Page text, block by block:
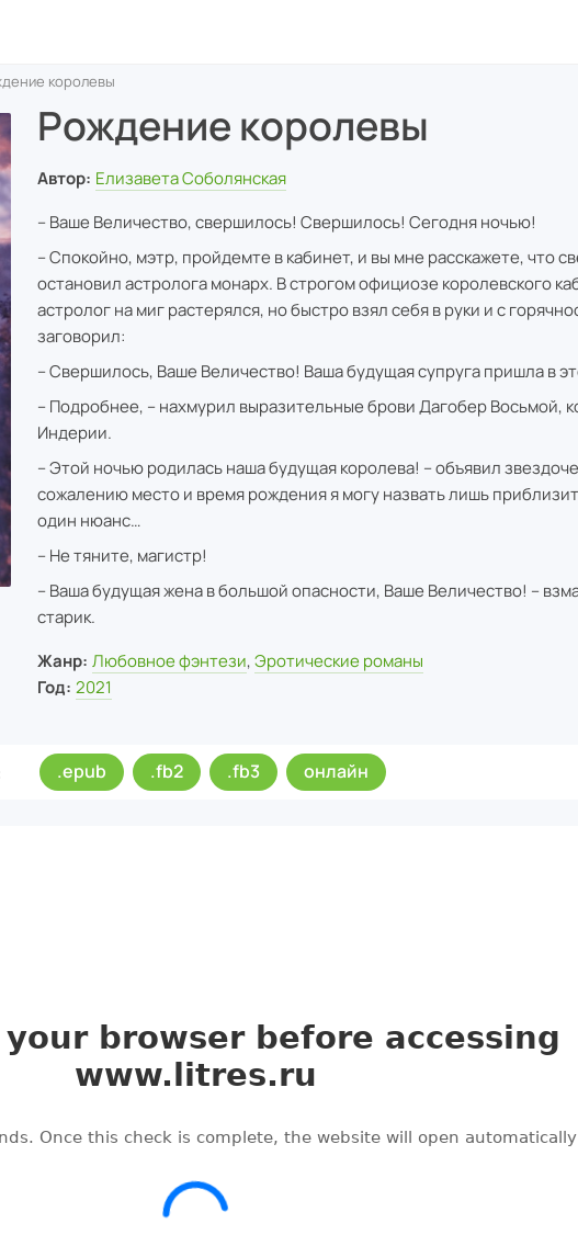
королевы
Рождение королевы
Автор: Елизавета Соболянская
– Ваше Величество, свершилось! Свершилось! Сегодня ночью!
– Спокойно, мэтр, пройдемте в кабинет, и вы мне расскажете, что
остановил астролога монарх. В строгом официозе королевского
астролог на миг растерялся, но быстро взял себя в руки и с
заговорил:
– Свершилось, Ваше Величество! Ваша будущая супруга пришла в
– Подробнее, – нахмурил выразительные брови Дагобер Восьмой,
Индерии.
– Этой ночью родилась наша будущая королева! – объявил
сожалению место и время рождения я могу назвать лишь
один нюанс…
– Не тяните, магистр!
– Ваша будущая жена в большой опасности, Ваше Величество! –
старик.
Жанр: Любовное фэнтези,Эротические романы
Год: 2021
.epub .fb2 .fb3 онлайн